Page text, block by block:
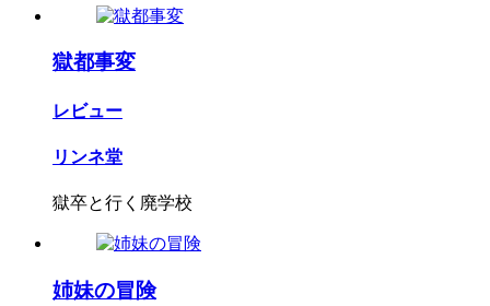
獄都事変
レビュー
リンネ堂
獄卒と行く廃学校
姉妹の冒険